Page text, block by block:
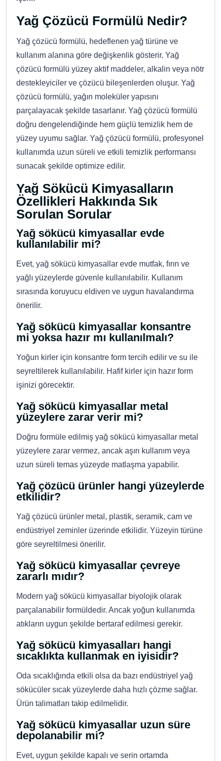
Yağ Çözücü Formülü Nedir?
Yağ çözücü formülü, hedeflenen yağ türüne ve
kullanım alanına göre değişkenlik gösterir. Yağ
çözücü formülü yüzey aktif maddeler, alkalin veya nötr
destekleyiciler ve çözücü bileşenlerden oluşur. Yağ
çözücü formülü, yağın moleküler yapısını
parçalayacak şekilde tasarlanır. Yağ çözücü formülü
doğru dengelendiğinde hem güçlü temizlik hem de
yüzey uyumu sağlar. Yağ çözücü formülü, profesyonel
kullanımda uzun süreli ve etkili temizlik performansı
sunacak şekilde optimize edilir.
Yağ Sökücü Kimyasalların
Özellikleri Hakkında Sık
Sorulan Sorular
Yağ sökücü kimyasallar evde
kullanılabilir mi?
Evet, yağ sökücü kimyasallar evde mutfak, fırın ve
yağlı yüzeylerde güvenle kullanılabilir. Kullanım
sırasında koruyucu eldiven ve uygun havalandırma
önerilir.
Yağ sökücü kimyasallar konsantre
mi yoksa hazır mı kullanılmalı?
Yoğun kirler için konsantre form tercih edilir ve su ile
seyreltilerek kullanılabilir. Hafif kirler için hazır form
işinizi görecektir.
Yağ sökücü kimyasallar metal
yüzeylere zarar verir mi?
Doğru formüle edilmiş yağ sökücü kimyasallar metal
yüzeylere zarar vermez, ancak aşırı kullanım veya
uzun süreli temas yüzeyde matlaşma yapabilir.
Yağ çözücü ürünler hangi yüzeylerde
etkilidir?
Yağ çözücü ürünler metal, plastik, seramik, cam ve
endüstriyel zeminler üzerinde etkilidir. Yüzeyin türüne
göre seyreltilmesi önerilir.
Yağ sökücü kimyasallar çevreye
zararlı mıdır?
Modern yağ sökücü kimyasallar biyolojik olarak
parçalanabilir formüldedir. Ancak yoğun kullanımda
atıkların uygun şekilde bertaraf edilmesi gerekir.
Yağ sökücü kimyasalları hangi
sıcaklıkta kullanmak en iyisidir?
Oda sıcaklığında etkili olsa da bazı endüstriyel yağ
sökücüler sıcak yüzeylerde daha hızlı çözme sağlar.
Ürün talimatları takip edilmelidir.
Yağ sökücü kimyasallar uzun süre
depolanabilir mi?
Evet, uygun şekilde kapalı ve serin ortamda